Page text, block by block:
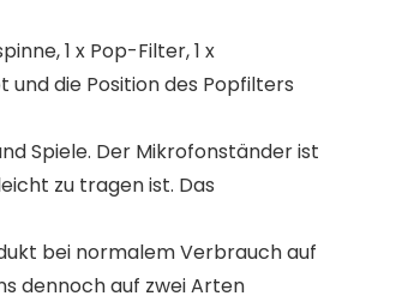
1 x Pop-Filter, 1 x
die Position des Popfilters
Spiele. Der Mikrofonständer ist
zu tragen ist. Das
bei normalem Verbrauch auf
dennoch auf zwei Arten